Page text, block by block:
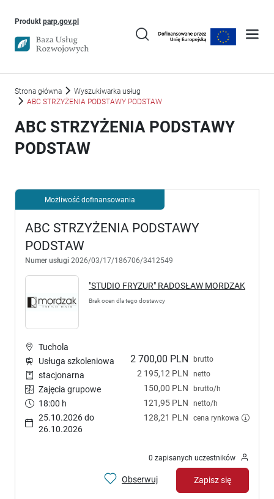
Produkt parp.gov.plUwaga, link otworzy się w nowym oknie
Strona główna
Wyszukiwarka usług
ABC STRZYŻENIA PODSTAWY PODSTAW
ABC STRZYŻENIA PODSTAWY
PODSTAW
Możliwość dofinansowania
ABC STRZYŻENIA PODSTAWY
PODSTAW
Numer usługi 2026/03/17/186706/3412549
"STUDIO FRYZUR" RADOSŁAW MORDZAK
Brak ocen dla tego dostawcy
2 700,00 PLN brutto
2 195,12 PLN netto
150,00 PLN brutto/h
121,95 PLN netto/h
128,21 PLN cena rynkowa
Tuchola
Usługa szkoleniowa
stacjonarna
Zajęcia grupowe
18:00 h
25.10.2026 do
26.10.2026
0 zapisanych uczestników
Obserwuj Zapisz się